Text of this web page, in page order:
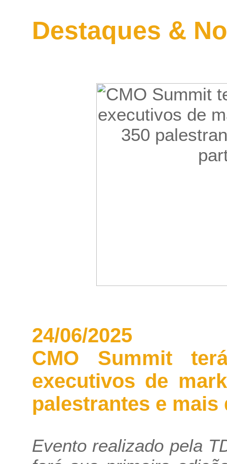
Destaques &
24/06/2025
CMO Summit
executivos de
palestrantes e
Evento realizado pela